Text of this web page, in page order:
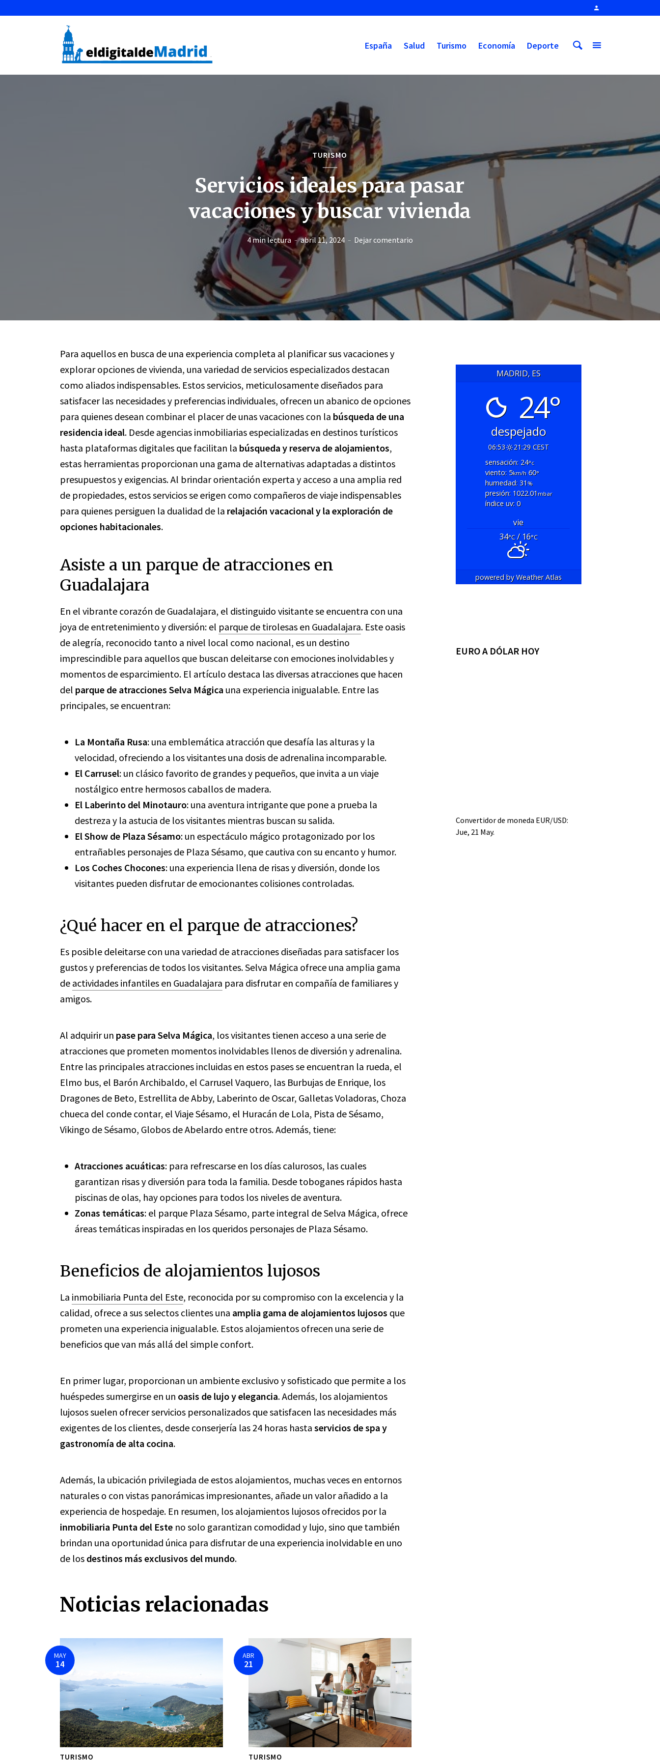
España Salud Turismo Economía Deporte
TURISMO
Servicios ideales para pasar
vacaciones y buscar vivienda
4 min lectura abril 11, 2024 Dejar comentario
Para aquellos en busca de una experiencia completa al planificar sus vacaciones y
explorar opciones de vivienda, una variedad de servicios especializados destacan
como aliados indispensables. Estos servicios, meticulosamente diseñados para
satisfacer las necesidades y preferencias individuales, ofrecen un abanico de opciones
para quienes desean combinar el placer de unas vacaciones con la búsqueda de una
residencia ideal. Desde agencias inmobiliarias especializadas en destinos turísticos
hasta plataformas digitales que facilitan la búsqueda y reserva de alojamientos,
estas herramientas proporcionan una gama de alternativas adaptadas a distintos
presupuestos y exigencias. Al brindar orientación experta y acceso a una amplia red
de propiedades, estos servicios se erigen como compañeros de viaje indispensables
para quienes persiguen la dualidad de la relajación vacacional y la exploración de
opciones habitacionales.
Asiste a un parque de atracciones en
Guadalajara
En el vibrante corazón de Guadalajara, el distinguido visitante se encuentra con una
joya de entretenimiento y diversión: el parque de tirolesas en Guadalajara. Este oasis
de alegría, reconocido tanto a nivel local como nacional, es un destino
imprescindible para aquellos que buscan deleitarse con emociones inolvidables y
momentos de esparcimiento. El artículo destaca las diversas atracciones que hacen
del parque de atracciones Selva Mágica una experiencia inigualable. Entre las
principales, se encuentran:
La Montaña Rusa: una emblemática atracción que desafía las alturas y la
velocidad, ofreciendo a los visitantes una dosis de adrenalina incomparable.
El Carrusel: un clásico favorito de grandes y pequeños, que invita a un viaje
nostálgico entre hermosos caballos de madera.
El Laberinto del Minotauro: una aventura intrigante que pone a prueba la
destreza y la astucia de los visitantes mientras buscan su salida.
El Show de Plaza Sésamo: un espectáculo mágico protagonizado por los
entrañables personajes de Plaza Sésamo, que cautiva con su encanto y humor.
Los Coches Chocones: una experiencia llena de risas y diversión, donde los
visitantes pueden disfrutar de emocionantes colisiones controladas.
¿Qué hacer en el parque de atracciones?
Es posible deleitarse con una variedad de atracciones diseñadas para satisfacer los
gustos y preferencias de todos los visitantes. Selva Mágica ofrece una amplia gama
de actividades infantiles en Guadalajara para disfrutar en compañía de familiares y
amigos.
Al adquirir un pase para Selva Mágica, los visitantes tienen acceso a una serie de
atracciones que prometen momentos inolvidables llenos de diversión y adrenalina.
Entre las principales atracciones incluidas en estos pases se encuentran la rueda, el
Elmo bus, el Barón Archibaldo, el Carrusel Vaquero, las Burbujas de Enrique, los
Dragones de Beto, Estrellita de Abby, Laberinto de Oscar, Galletas Voladoras, Choza
chueca del conde contar, el Viaje Sésamo, el Huracán de Lola, Pista de Sésamo,
Vikingo de Sésamo, Globos de Abelardo entre otros. Además, tiene:
Atracciones acuáticas: para refrescarse en los días calurosos, las cuales
garantizan risas y diversión para toda la familia. Desde toboganes rápidos hasta
piscinas de olas, hay opciones para todos los niveles de aventura.
Zonas temáticas: el parque Plaza Sésamo, parte integral de Selva Mágica, ofrece
áreas temáticas inspiradas en los queridos personajes de Plaza Sésamo.
Beneficios de alojamientos lujosos
La inmobiliaria Punta del Este, reconocida por su compromiso con la excelencia y la
calidad, ofrece a sus selectos clientes una amplia gama de alojamientos lujosos que
prometen una experiencia inigualable. Estos alojamientos ofrecen una serie de
beneficios que van más allá del simple confort.
En primer lugar, proporcionan un ambiente exclusivo y sofisticado que permite a los
huéspedes sumergirse en un oasis de lujo y elegancia. Además, los alojamientos
lujosos suelen ofrecer servicios personalizados que satisfacen las necesidades más
exigentes de los clientes, desde conserjería las 24 horas hasta servicios de spa y
gastronomía de alta cocina.
Además, la ubicación privilegiada de estos alojamientos, muchas veces en entornos
naturales o con vistas panorámicas impresionantes, añade un valor añadido a la
experiencia de hospedaje. En resumen, los alojamientos lujosos ofrecidos por la
inmobiliaria Punta del Este no solo garantizan comodidad y lujo, sino que también
brindan una oportunidad única para disfrutar de una experiencia inolvidable en uno
de los destinos más exclusivos del mundo.
Noticias relacionadas
MAY
14
TURISMO
ABR
21
TURISMO
MADRID, ES
24°
despejado
06:53
21:29 CEST
sensación: 24°c
viento: 5km/h60°
humedad: 31 %
presión: 1022.01 mbar
índice uv: 0
vie
34°C/ 16°C
powered byWeather Atlas
EURO A DÓLAR HOY
Convertidor de moneda EUR/USD:
Jue, 21 May.